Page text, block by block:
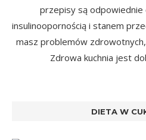
przepisy są odpowiednie
insulinoopornością i stanem
masz problemów
Zdrowa kuchnia jest
DIETA W